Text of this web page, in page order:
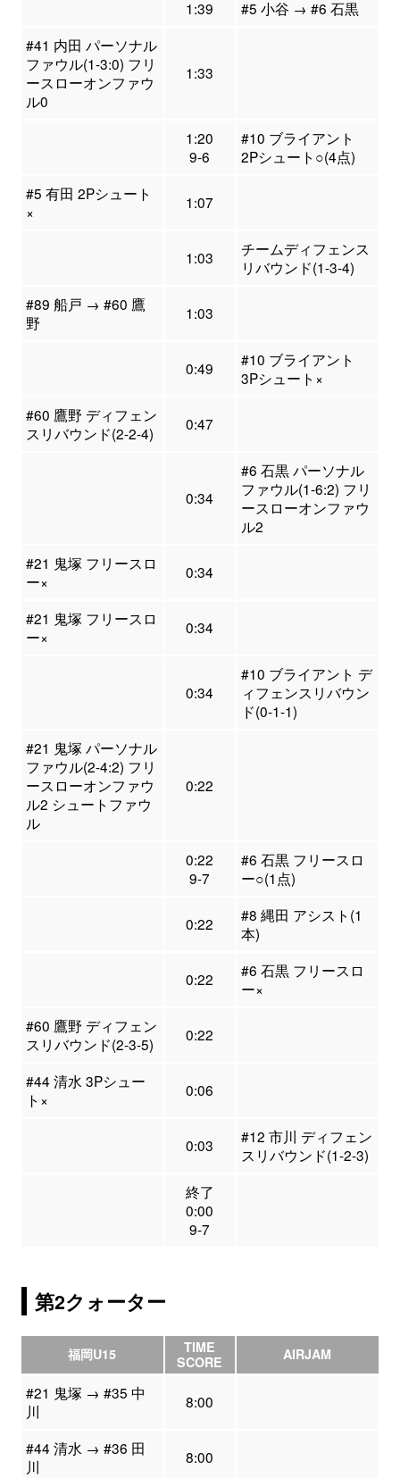
1:39
#5 小谷 → #6 石黒
#41 内田 パーソナル
ファウル(1-3:0) フリ
ースローオンファウ
ル0
1:33
1:20
9-6
#10 ブライアント
2Pシュート○(4点)
#5 有田 2Pシュート
×
1:07
1:03
チームディフェンス
リバウンド(1-3-4)
#89 船戸 → #60 鷹
野
1:03
0:49
#10 ブライアント
3Pシュート×
#60 鷹野 ディフェン
スリバウンド(2-2-4)
0:47
0:34
#6 石黒 パーソナル
ファウル(1-6:2) フリ
ースローオンファウ
ル2
#21 鬼塚 フリースロ
ー×
0:34
#21 鬼塚 フリースロ
ー×
0:34
0:34
#10 ブライアント デ
ィフェンスリバウン
ド(0-1-1)
#21 鬼塚 パーソナル
ファウル(2-4:2) フリ
ースローオンファウ
ル2 シュートファウ
ル
0:22
0:22
9-7
#6 石黒 フリースロ
ー○(1点)
0:22
#8 縄田 アシスト(1
本)
0:22
#6 石黒 フリースロ
ー×
#60 鷹野 ディフェン
スリバウンド(2-3-5)
0:22
#44 清水 3Pシュー
ト×
0:06
0:03
#12 市川 ディフェン
スリバウンド(1-2-3)
終了
0:00
9-7
第2クォーター
福岡U15
TIME
SCORE
AIRJAM
#21 鬼塚 → #35 中
川
8:00
#44 清水 → #36 田
川
8:00